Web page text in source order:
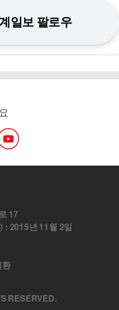
일보 팔로우
17
: 2015년 11월 2일
환
RESERVED.